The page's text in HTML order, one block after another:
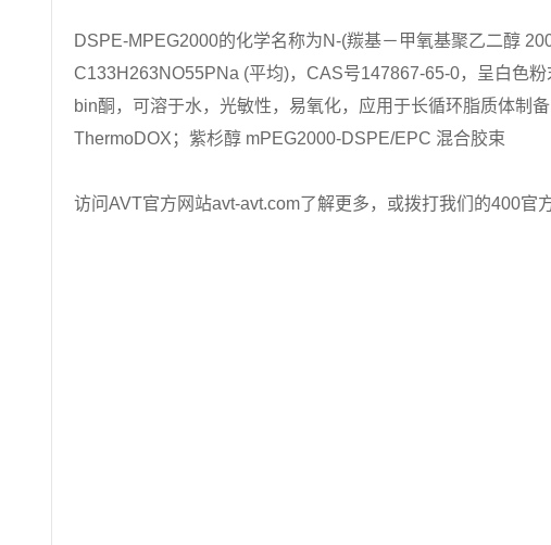
DSPE-MPEG2000的化学名称为N-(羰基－甲氧基聚乙二醇
C133H263NO55PNa (平均)，CAS号147867-65-0，呈白色
bin酮，可溶于水，光敏性，易氧化，应用于长循环脂质体制
ThermoDOX；紫杉醇 mPEG2000-DSPE/EPC 混合胶束
访问AVT官方网站avt-avt.com了解更多，或拨打我们的400官